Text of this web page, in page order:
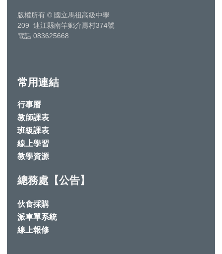
版權所有 © 國立馬祖高級中學
209 連江縣南竿鄉介壽村374號
電話 083625668
常用連結
行事曆
教師課表
班級課表
線上學習
教學資源
總務處【公告】
伙食採購
派車單系統
線上報修